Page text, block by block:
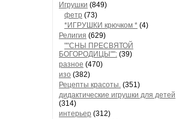
Игрушки (849)
фетр (73)
*ИГРУШКИ крючком * (4)
Религия (629)
""СНЫ ПРЕСВЯТОЙ
БОГОРОДИЦЫ"": (39)
разное (470)
изо (382)
Рецепты красоты. (351)
дидактические игрушки для детей
(314)
интерьер (312)